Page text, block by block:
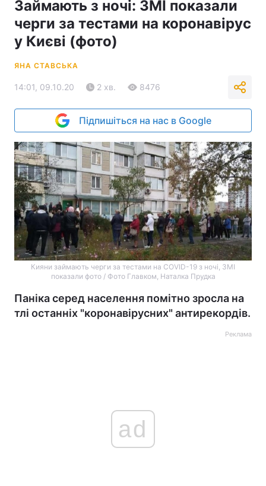
Займають з ночі: ЗМІ показали
черги за тестами на коронавірус
у Києві (фото)
ЯНА СТАВСЬКА
14:01, 09.10.20 2 хв. 8476
Підпишіться на нас в Google
Кияни займають черги за тестами на COVID-19 з ночі, ЗМІ
показали фото / Фото Главком, Наталка Прудка
Паніка серед населення помітно зросла на
тлі останніх "коронавірусних" антирекордів.
Реклама
ad